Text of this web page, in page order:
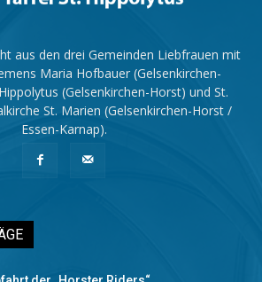
aus den drei Gemeinden Liebfrauen mit
Maria Hofbauer (Gelsenkirchen-
(Gelsenkirchen-Horst) und St.
St. Marien (Gelsenkirchen-Horst /
Essen-Karnap).